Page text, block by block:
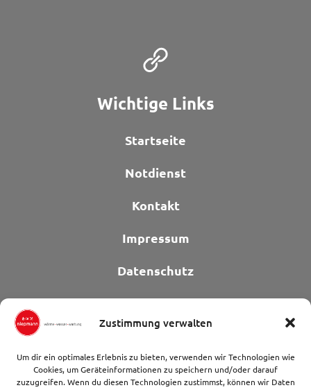
Zustimmung verwalten
Um dir ein optimales Erlebnis zu bieten, verwenden wir Technologien wie
Cookies, um Geräteinformationen zu speichern und/oder darauf
zuzugreifen. Wenn du diesen Technologien zustimmst, können wir Daten
Wichtige Links
Startseite
Notdienst
Kontakt
Impressum
Datenschutz